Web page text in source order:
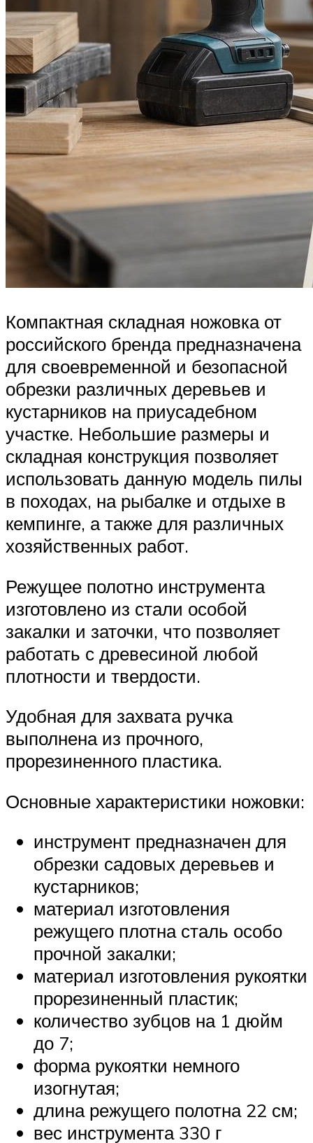
Компактная складная ножовка от
российского бренда предназначена
для своевременной и безопасной
обрезки различных деревьев и
кустарников на приусадебном
участке. Небольшие размеры и
складная конструкция позволяет
использовать данную модель пилы
в походах, на рыбалке и отдыхе в
кемпинге, а также для различных
хозяйственных работ.
Режущее полотно инструмента
изготовлено из стали особой
закалки и заточки, что позволяет
работать с древесиной любой
плотности и твердости.
Удобная для захвата ручка
выполнена из прочного,
прорезиненного пластика.
Основные характеристики ножовки:
инструмент предназначен для
обрезки садовых деревьев и
кустарников;
материал изготовления
режущего плотна сталь особо
прочной закалки;
материал изготовления рукоятки
прорезиненный пластик;
количество зубцов на 1 дюйм
до 7;
форма рукоятки немного
изогнутая;
длина режущего полотна 22 см;
вес инструмента 330 г